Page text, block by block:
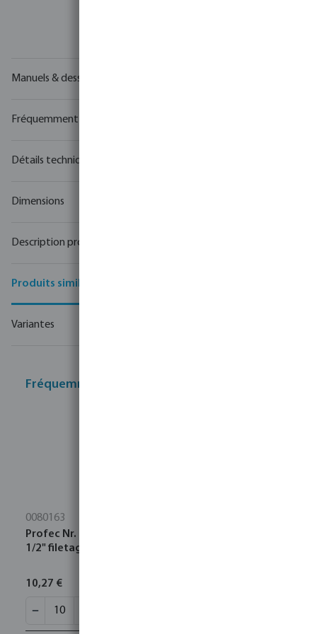
Manuels & dessins
Fréquemment achetés ensemble
Détails techniques
Dimensions
Description produit
Produits similaires
Variantes
Fréquemment achetés ensemble
0080163
Profec Nr. 280 Raccord fileté acier inoxydable 316
1/2" filetage mâle 16bar
10,27 €